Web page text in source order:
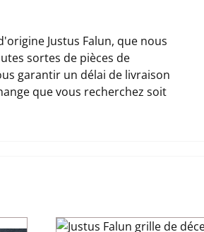
Justus Falun, que nous
sortes de pièces de
garantir un délai de livraison
que vous recherchez soit